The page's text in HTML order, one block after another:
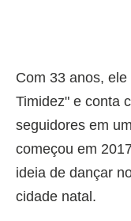
Com 33 anos,
Timidez" e conta
seguidores em
começou em
ideia de dançar
cidade natal.